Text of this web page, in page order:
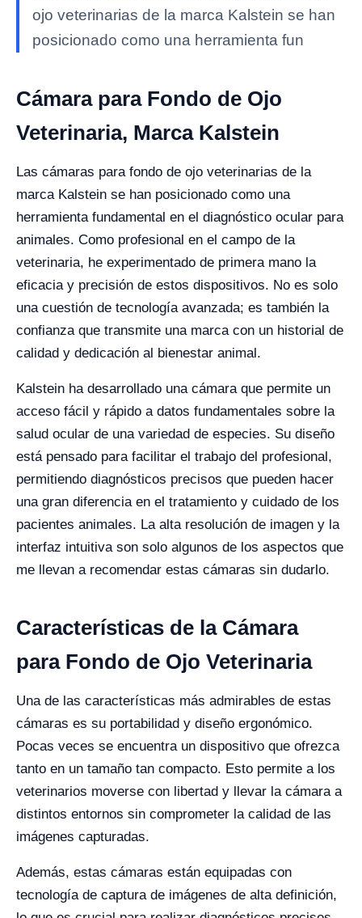
ojo veterinarias de la marca Kalstein se han
posicionado como una herramienta fun
Cámara para Fondo de Ojo
Veterinaria, Marca Kalstein
Las cámaras para fondo de ojo veterinarias de la
marca Kalstein se han posicionado como una
herramienta fundamental en el diagnóstico ocular para
animales. Como profesional en el campo de la
veterinaria, he experimentado de primera mano la
eficacia y precisión de estos dispositivos. No es solo
una cuestión de tecnología avanzada; es también la
confianza que transmite una marca con un historial de
calidad y dedicación al bienestar animal.
Kalstein ha desarrollado una cámara que permite un
acceso fácil y rápido a datos fundamentales sobre la
salud ocular de una variedad de especies. Su diseño
está pensado para facilitar el trabajo del profesional,
permitiendo diagnósticos precisos que pueden hacer
una gran diferencia en el tratamiento y cuidado de los
pacientes animales. La alta resolución de imagen y la
interfaz intuitiva son solo algunos de los aspectos que
me llevan a recomendar estas cámaras sin dudarlo.
Características de la Cámara
para Fondo de Ojo Veterinaria
Una de las características más admirables de estas
cámaras es su portabilidad y diseño ergonómico.
Pocas veces se encuentra un dispositivo que ofrezca
tanto en un tamaño tan compacto. Esto permite a los
veterinarios moverse con libertad y llevar la cámara a
distintos entornos sin comprometer la calidad de las
imágenes capturadas.
Además, estas cámaras están equipadas con
tecnología de captura de imágenes de alta definición,